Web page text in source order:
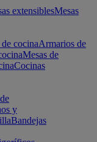
extensiblesMesas
cocinaArmarios de
Mesas de
Cocinas
y
Bandejas